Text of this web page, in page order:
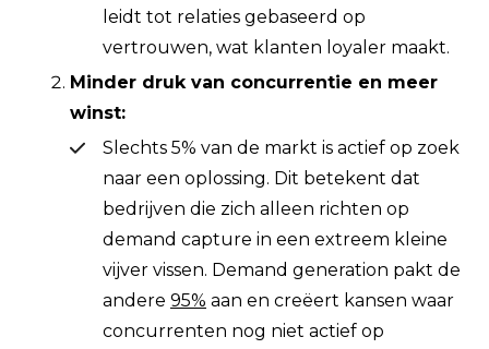
leidt tot relaties gebaseerd op
vertrouwen, wat klanten loyaler maakt.
Minder druk van concurrentie en meer
winst:
Slechts 5% van de markt is actief op zoek
naar een oplossing. Dit betekent dat
bedrijven die zich alleen richten op
demand capture in een extreem kleine
vijver vissen. Demand generation pakt de
andere 95% aan en creëert kansen waar
concurrenten nog niet actief op